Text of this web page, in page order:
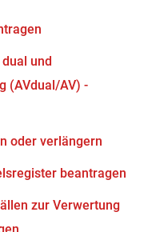
und
(AVdual/AV) -
oder verlängern
beantragen
zur Verwertung